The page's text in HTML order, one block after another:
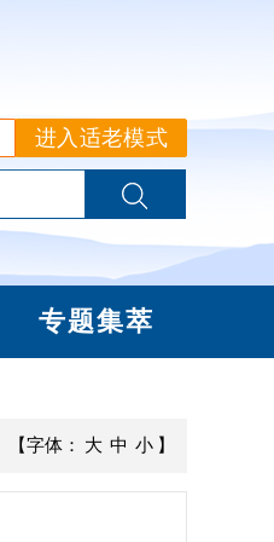
进入适老模式
专题集萃
【字体： 大 中 小 】